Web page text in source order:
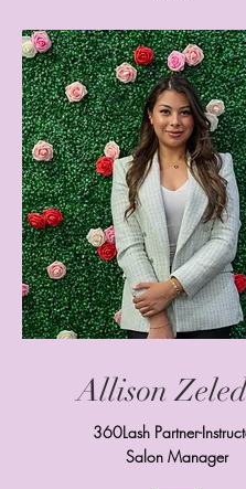
Allison
360Lash Partner-
Salon Manager